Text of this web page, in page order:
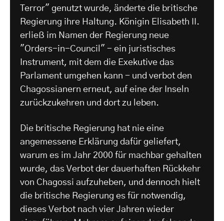
Terror" genutzt wurde, änderte die britische
Regierung ihre Haltung. Königin Elisabeth II.
erließ im Namen der Regierung neue
"Orders-in-Council" - ein juristisches
Instrument, mit dem die Exekutive das
Parlament umgehen kann - und verbot den
Chagossianern erneut, auf eine der Inseln
zurückzukehren und dort zu leben.
Die britische Regierung hat nie eine
angemessene Erklärung dafür geliefert,
warum es im Jahr 2000 für machbar gehalten
wurde, das Verbot der dauerhaften Rückkehr
von Chagossi aufzuheben, und dennoch hielt
die britische Regierung es für notwendig,
dieses Verbot nach vier Jahren wieder